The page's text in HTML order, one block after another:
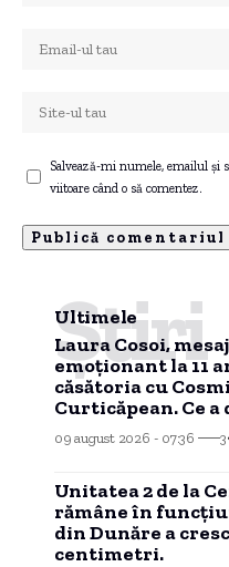
Salvează-mi numele, emailul și
viitoare când o să comentez.
Ultimele
Știri
Laura Cosoi, mesaj
emoționant la 11
căsătoria cu
Curticăpean. Ce
despre tatăl celor
fetițe
09 august 2026 - 07:36 3
Unitatea 2 de la
rămâne în
din Dunăre a
centimetri.